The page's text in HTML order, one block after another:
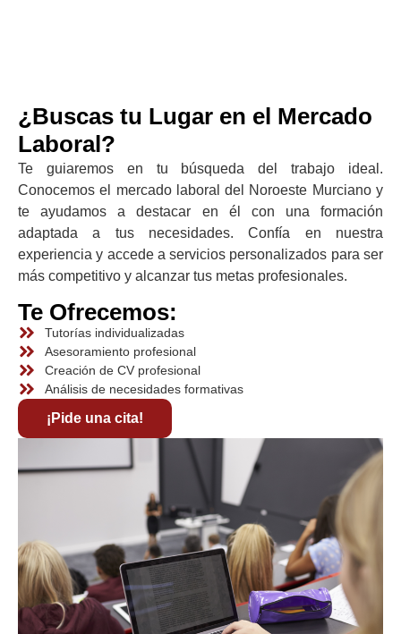
¿Buscas tu Lugar en el Mercado
Laboral?
Te guiaremos en tu búsqueda del trabajo ideal.
Conocemos el mercado laboral del Noroeste Murciano y
te ayudamos a destacar en él con una formación
adaptada a tus necesidades. Confía en nuestra
experiencia y accede a servicios personalizados para ser
más competitivo y alcanzar tus metas profesionales.
Te Ofrecemos:
Tutorías individualizadas
Asesoramiento profesional
Creación de CV profesional
Análisis de necesidades formativas
¡Pide una cita!